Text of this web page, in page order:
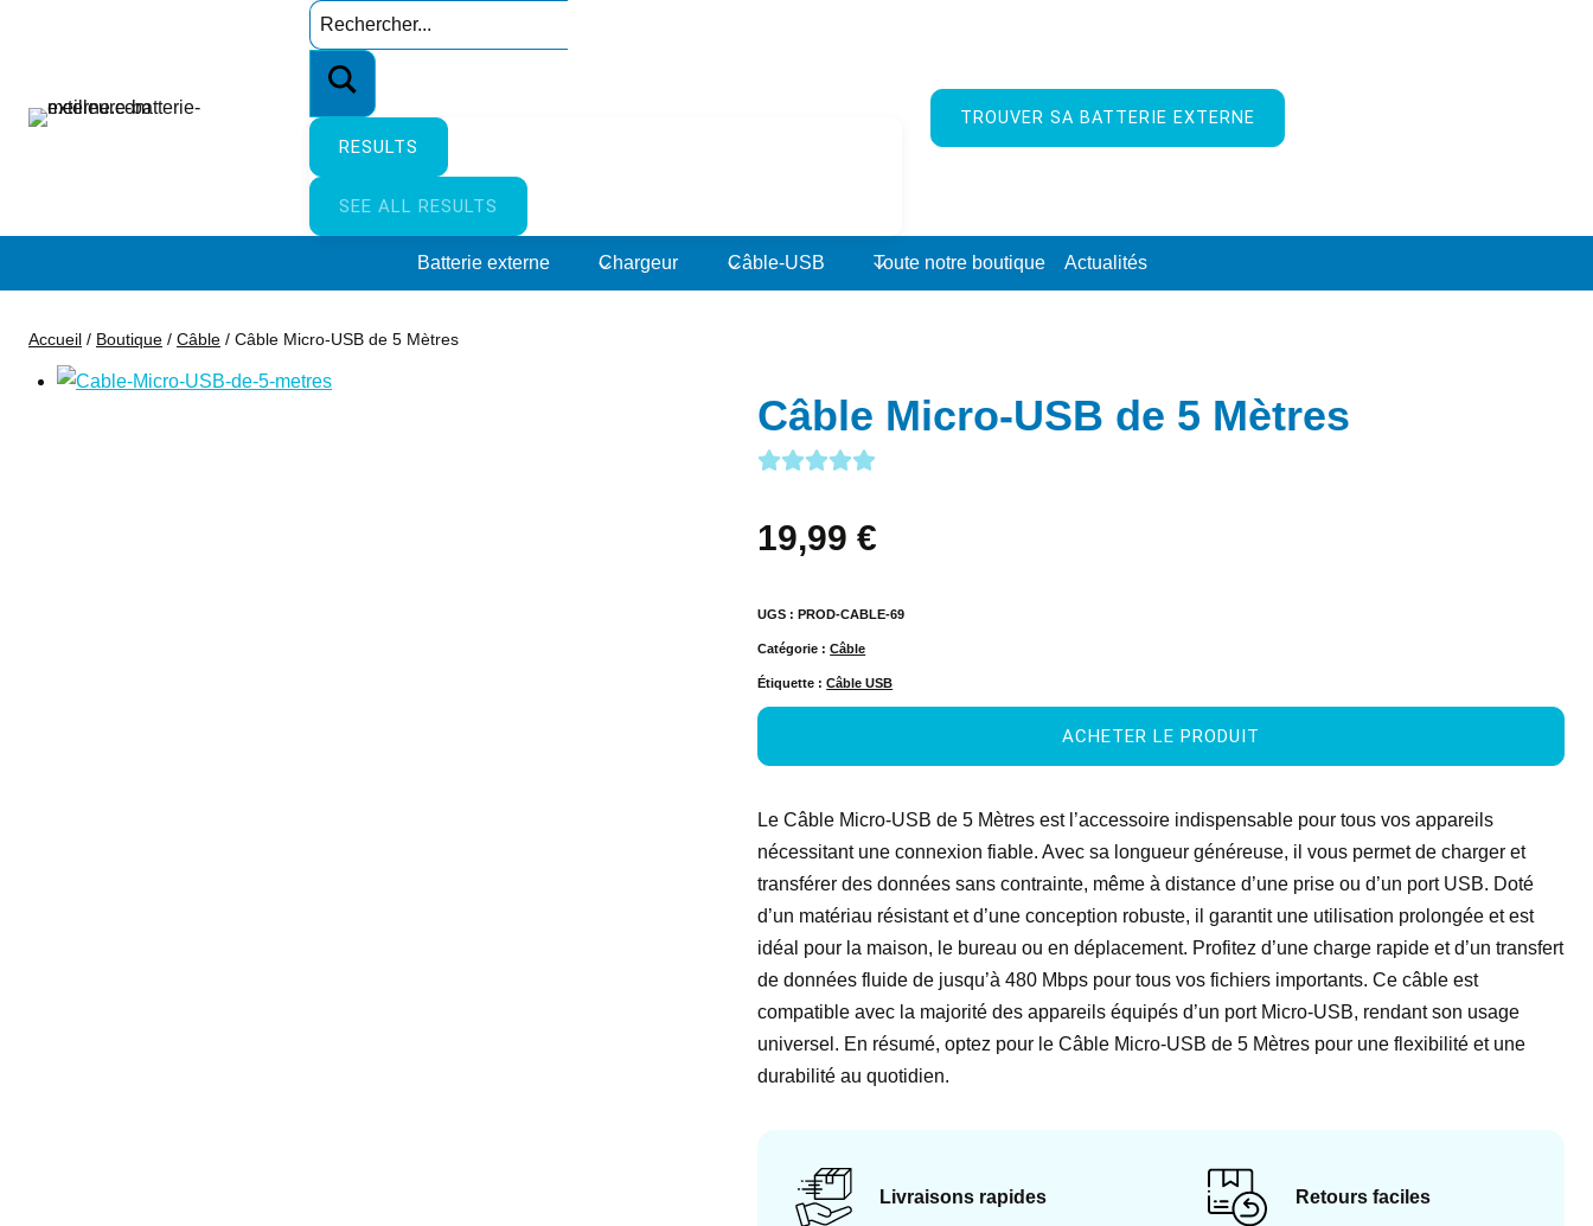
Search
…
RESULTS
SEE ALL RESULTS
TROUVER SA BATTERIE EXTERNE
Batterie externe Chargeur Câble-USB Toute notre boutique Actualités
Accueil / Boutique / Câble / Câble Micro-USB de 5 Mètres
Câble Micro-USB de 5 Mètres
19,99€
UGS :PROD-CABLE-69
Catégorie :Câble
Étiquette :Câble USB
ACHETER LE PRODUIT
Le Câble Micro-USB de 5 Mètres est l’accessoire indispensable pour tous vos appareils
nécessitant une connexion fiable. Avec sa longueur généreuse, il vous permet de charger et
transférer des données sans contrainte, même à distance d’une prise ou d’un port USB. Doté
d’un matériau résistant et d’une conception robuste, il garantit une utilisation prolongée et est
idéal pour la maison, le bureau ou en déplacement. Profitez d’une charge rapide et d’un transfert
de données fluide de jusqu’à 480 Mbps pour tous vos fichiers importants. Ce câble est
compatible avec la majorité des appareils équipés d’un port Micro-USB, rendant son usage
universel. En résumé, optez pour le Câble Micro-USB de 5 Mètres pour une flexibilité et une
durabilité au quotidien.
Livraisons rapides Retours faciles